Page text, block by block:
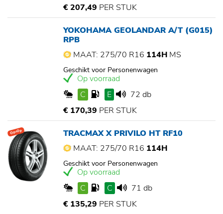
€ 207,49 PER STUK
YOKOHAMA GEOLANDAR A/T (G015)
RPB
MAAT: 275/70 R16 114H MS
Geschikt voor Personenwagen
Op voorraad
C
E
72 db
€ 170,39 PER STUK
Op=Op
TRACMAX X PRIVILO HT RF10
MAAT: 275/70 R16 114H
Geschikt voor Personenwagen
Op voorraad
C
C
71 db
€ 135,29 PER STUK